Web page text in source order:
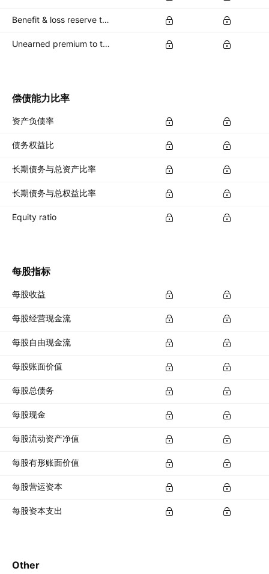
Benefit & loss reserve to total capital %
Unearned premium to total capital %
偿债能力比率
资产负债率
债务权益比
长期债务与总资产比率
长期债务与总权益比率
Equity ratio
每股指标
每股收益
每股经营现金流
每股自由现金流
每股账面价值
每股总债务
每股现金
每股流动资产净值
每股有形账面价值
每股营运资本
每股资本支出
Other